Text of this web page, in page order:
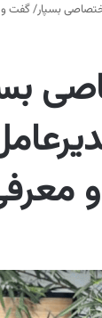
بسپار/ گفت و گو با
جدید در